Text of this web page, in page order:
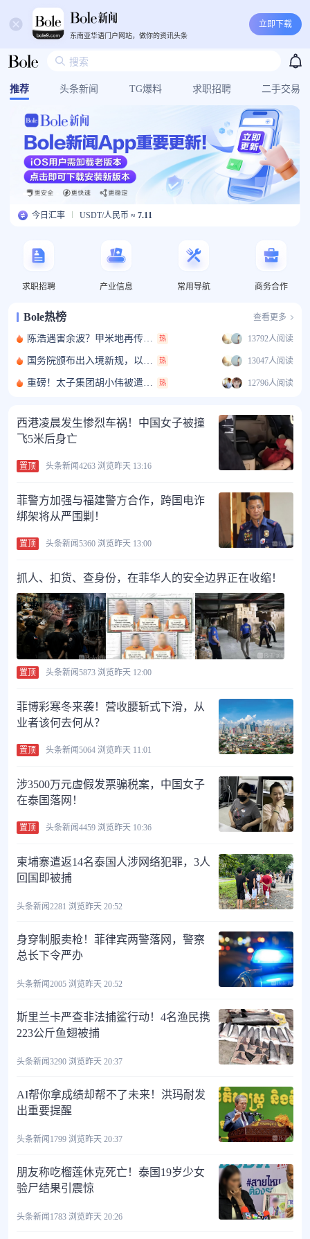
东南亚华语门户网站，做你的资讯头条
立即下载
推荐 头条新闻 TG爆料 求职招聘 二手交易
今日汇率
人民币/菲律宾比索 ≈
8.28
USDT/人民币 ≈7.11
USDT/人民币 ≈
人民币/菲律宾比索 ≈
USDT/人民币 ≈
求职招聘 产业信息 常用导航 商务合作
Bole热榜 查看更多
陈浩遇害余波？甲米地再传血案，又是盘总遭遇不测？ 热 13792人阅读
国务院颁布出入境新规，以后出国更难了！ 热 13047人阅读
重磅！太子集团胡小伟被遣送美国 热 12796人阅读
西港凌晨发生惨烈车祸！中国女子被撞
飞5米后身亡
置顶 头条新闻4263 浏览昨天 13:16
菲警方加强与福建警方合作，跨国电诈
绑架将从严围剿！
置顶 头条新闻5360 浏览昨天 13:00
抓人、扣货、查身份，在菲华人的安全边界正在收缩！
置顶 头条新闻5873 浏览昨天 12:00
菲博彩寒冬来袭！营收腰斩式下滑，从
业者该何去何从？
置顶 头条新闻5064 浏览昨天 11:01
涉3500万元虚假发票骗税案，中国女子
在泰国落网！
置顶 头条新闻4459 浏览昨天 10:36
柬埔寨遣返14名泰国人涉网络犯罪，3人
回国即被捕
头条新闻2281 浏览昨天 20:52
身穿制服卖枪！菲律宾两警落网，警察
总长下令严办
头条新闻2005 浏览昨天 20:52
斯里兰卡严查非法捕鲨行动！4名渔民携
223公斤鱼翅被捕
头条新闻3290 浏览昨天 20:37
AI帮你拿成绩却帮不了未来！洪玛耐发
出重要提醒
头条新闻 1799 浏览昨天 20:37
朋友称吃榴莲休克死亡！泰国19岁少女
验尸结果引震惊
头条新闻 1783 浏览昨天 20:26